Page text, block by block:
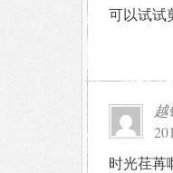
可以试试
越
时光荏苒